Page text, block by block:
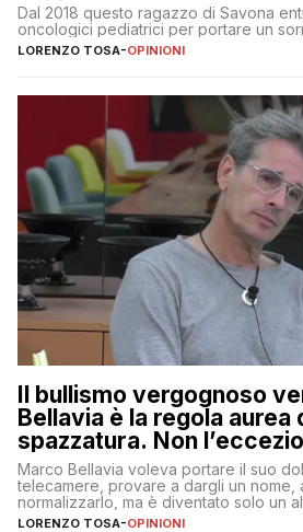
Dal 2018 questo ragazzo di Savona
oncologici pediatrici per portare un
LORENZO TOSA-OPINIONI
Il bullismo vergognoso
Bellavia è la regola aurea
spazzatura. Non
Marco Bellavia voleva portare il suo
telecamere, provare a dargli un nome,
normalizzarlo, ma è diventato solo un
copione
LORENZO TOSA-OPINIONI